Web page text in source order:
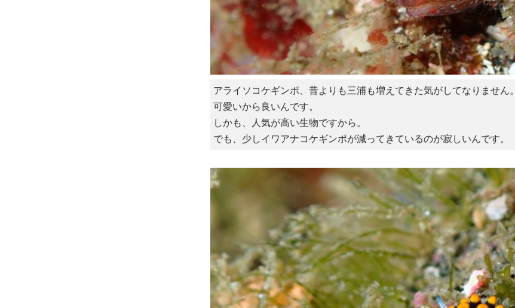
アライソコケギンポ、昔よりも三浦も増えてきた気がしてなりません。
可愛いから良いんです。
しかも、人気が高い生物ですから。
でも、少しイワアナコケギンポが減ってきているのが寂しいんです。